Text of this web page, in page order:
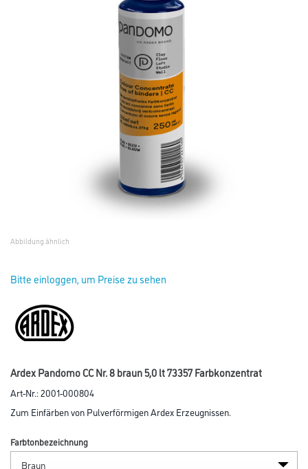
Abbildung ähnlich
Bitte einloggen, um Preise zu sehen
Ardex Pandomo CC Nr. 8 braun 5,0 lt 73357 Farbkonzentrat
Art-Nr.:2001-000804
Zum Einfärben von Pulverförmigen Ardex Erzeugnissen.
Farbtonbezeichnung